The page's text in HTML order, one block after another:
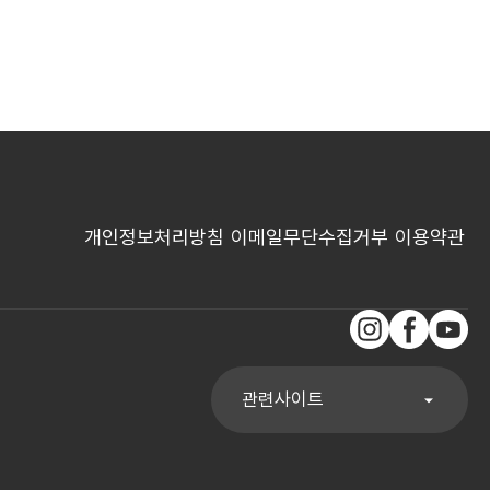
개인정보처리방침 이메일무단수집거부 이용약관
인스타그램
페이스북
유튜브
관련사이트